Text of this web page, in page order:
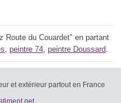
Route du Couardet" en partant
, peintre 74, peintre Doussard.
et extérieur partout en France